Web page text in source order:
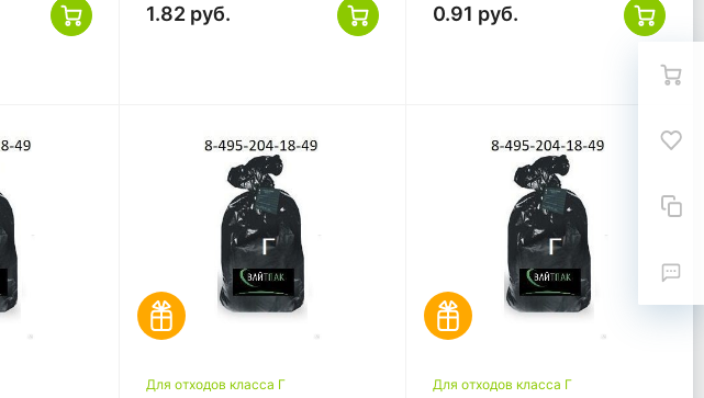
1.82 руб. 0.91 руб.
Для отходов класса Г Для отходов класса Г